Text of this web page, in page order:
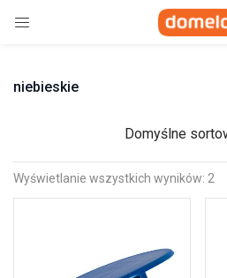
niebieskie
Wyświetlanie wszystkich wyników: 2
Domyślne